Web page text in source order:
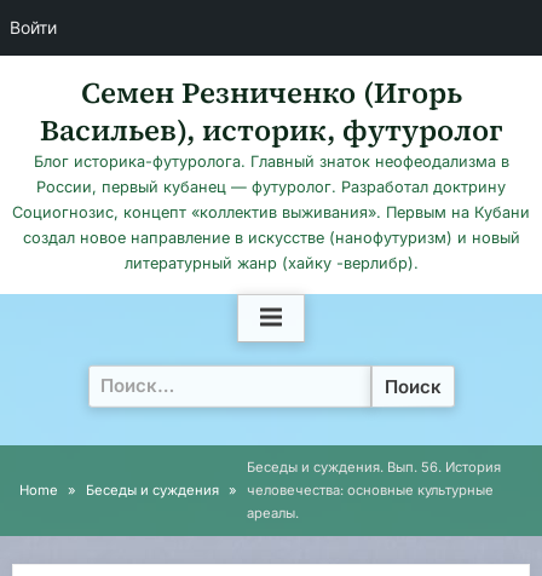
Войти
content
Семен Резниченко (Игорь
Васильев), историк, футуролог
Блог историка-футуролога. Главный знаток неофеодализма в
России, первый кубанец — футуролог. Разработал доктрину
Социогнозис, концепт «коллектив выживания». Первым на Кубани
создал новое направление в искусстве (нанофутуризм) и новый
литературный жанр (хайку -верлибр).
Найти:
Home Беседы и суждения
Беседы и суждения. Вып. 56. История
человечества: основные культурные
ареалы.